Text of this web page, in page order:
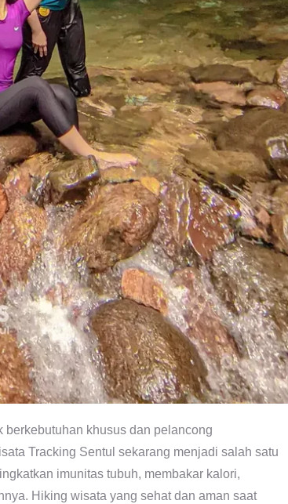
berkebutuhan khusus dan pelancong
Tracking Sentul sekarang menjadi salah satu
imunitas tubuh, membakar kalori,
Hiking wisata yang sehat dan aman saat